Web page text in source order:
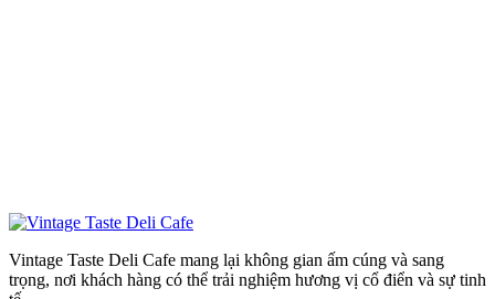
Vintage Taste Deli Cafe mang lại không gian ấm cúng và sang
trọng, nơi khách hàng có thể trải nghiệm hương vị cổ điển và sự tinh